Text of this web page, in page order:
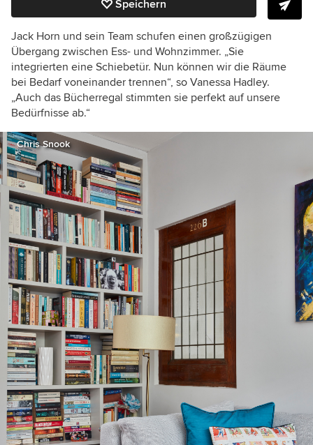
Speichern
Jack Horn und sein Team schufen einen großzügigen
Übergang zwischen Ess- und Wohnzimmer. „Sie
integrierten eine Schiebetür. Nun können wir die Räume
bei Bedarf voneinander trennen“, so Vanessa Hadley.
„Auch das Bücherregal stimmten sie perfekt auf unsere
Bedürfnisse ab.“
Chris Snook